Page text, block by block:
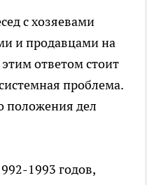
с хозяевами
и продавцами на
ответом стоит
проблема.
положения дел
1993 годов,